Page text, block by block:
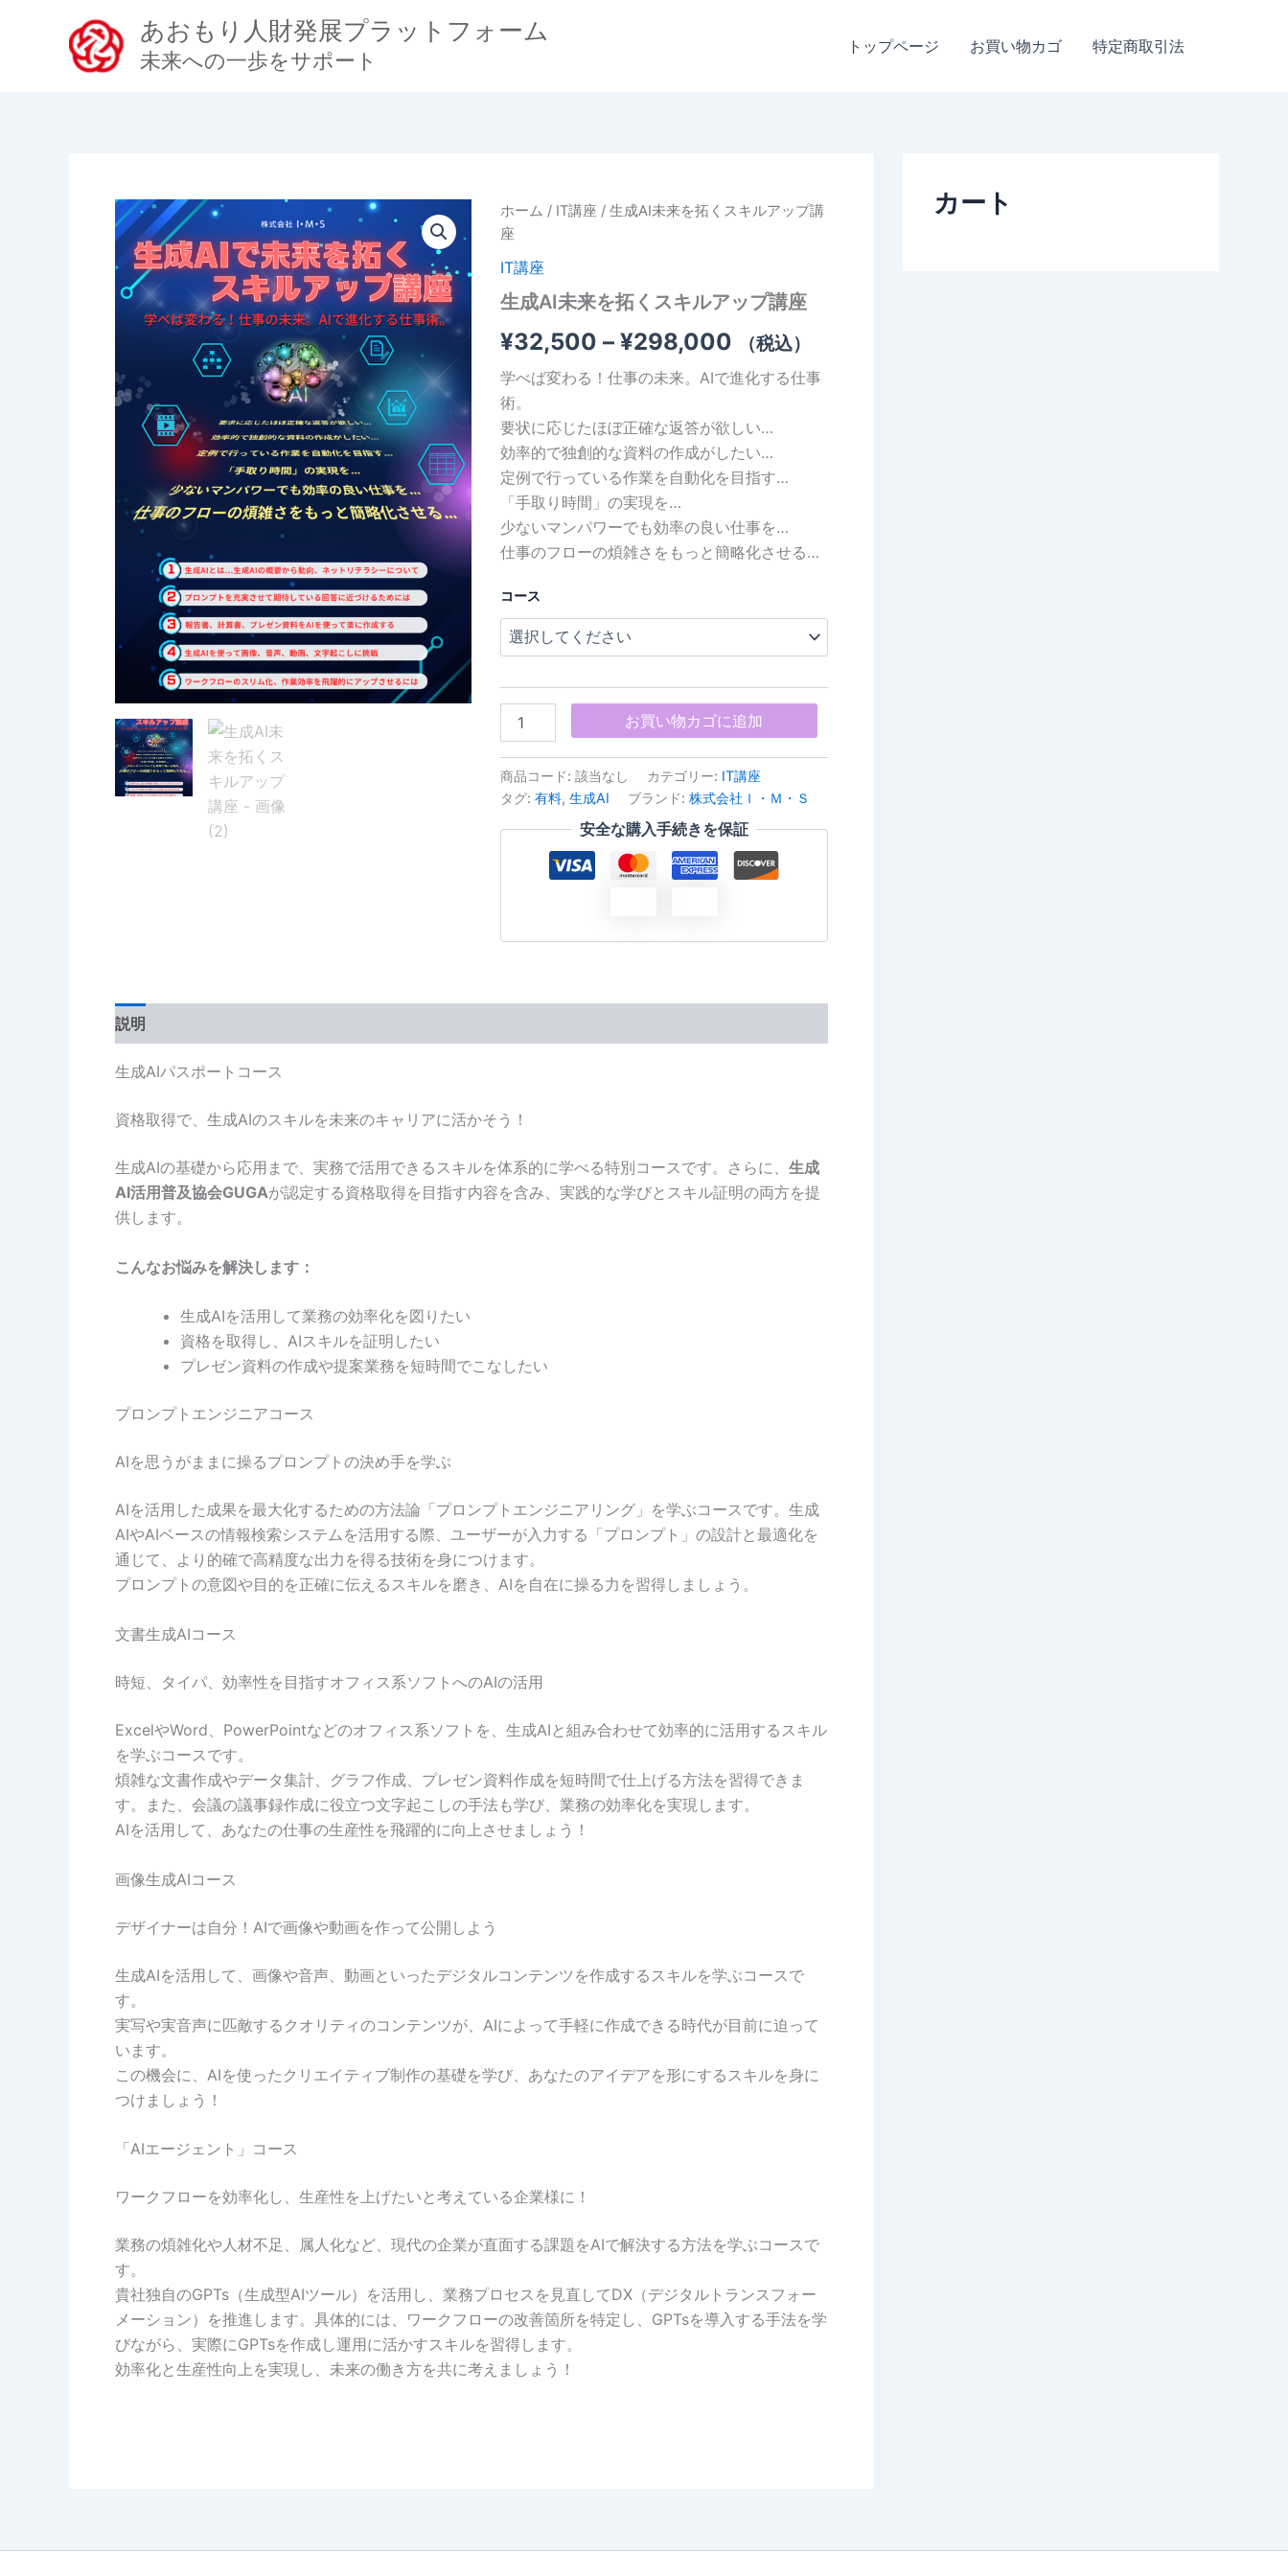
あおもり人財発展プラットフォーム
未来への一歩をサポート
トップページ お買い物カゴ 特定商取引法
ホーム / IT講座 / 生成AI未来を拓くスキルアップ講
座
IT講座
生成AI未来を拓くスキルアップ講座
¥32,500 – ¥298,000
価
帯:
¥32,500
–
（税込）
学べば変わる！仕事の未来。AIで進化する仕事
術。
要状に応じたほぼ正確な返答が欲しい…
効率的で独創的な資料の作成がしたい…
定例で行っている作業を自動化を目指す…
「手取り時間」の実現を…
少ないマンパワーでも効率の良い仕事を…
仕事のフローの煩雑さをもっと簡略化させる…
コース
生
成
未
を
く
キ
ル
ア
ッ
プ
講
座
お買い物カゴに追加
商品コード: 該当なし カテゴリー: IT講座
タグ: 有料, 生成AI ブランド: 株式会社Ｉ・Ｍ・Ｓ
安全な購入手続きを保証
説明
生成AIパスポートコース
資格取得で、生成AIのスキルを未来のキャリアに活かそう！
生成AIの基礎から応用まで、実務で活用できるスキルを体系的に学べる特別コースです。さらに、 生成
AI活用普及協会GUGAが認定する資格取得を目指す内容を含み、実践的な学びとスキル証明の両方を提
供します。
こんなお悩みを解決します：
生成AIを活用して業務の効率化を図りたい
資格を取得し、AIスキルを証明したい
プレゼン資料の作成や提案業務を短時間でこなしたい
プロンプトエンジニアコース
AIを思うがままに操るプロンプトの決め手を学ぶ
AIを活用した成果を最大化するための方法論「プロンプトエンジニアリング」を学ぶコースです。生成
AIやAIベースの情報検索システムを活用する際、ユーザーが入力する「プロンプト」の設計と最適化を
通じて、より的確で高精度な出力を得る技術を身につけます。
プロンプトの意図や目的を正確に伝えるスキルを磨き、AIを自在に操る力を習得しましょう。
文書生成AIコース
時短、タイパ、効率性を目指すオフィス系ソフトへのAIの活用
ExcelやWord、PowerPointなどのオフィス系ソフトを、生成AIと組み合わせて効率的に活用するスキル
を学ぶコースです。
煩雑な文書作成やデータ集計、グラフ作成、プレゼン資料作成を短時間で仕上げる方法を習得できま
す。また、会議の議事録作成に役立つ文字起こしの手法も学び、業務の効率化を実現します。
AIを活用して、あなたの仕事の生産性を飛躍的に向上させましょう！
画像生成AIコース
デザイナーは自分！AIで画像や動画を作って公開しよう
生成AIを活用して、画像や音声、動画といったデジタルコンテンツを作成するスキルを学ぶコースで
す。
実写や実音声に匹敵するクオリティのコンテンツが、AIによって手軽に作成できる時代が目前に迫って
います。
この機会に、AIを使ったクリエイティブ制作の基礎を学び、あなたのアイデアを形にするスキルを身に
つけましょう！
「AIエージェント」コース
ワークフローを効率化し、生産性を上げたいと考えている企業様に！
業務の煩雑化や人材不足、属人化など、現代の企業が直面する課題をAIで解決する方法を学ぶコースで
す。
貴社独自のGPTs（生成型AIツール）を活用し、業務プロセスを見直してDX（デジタルトランスフォー
メーション）を推進します。具体的には、ワークフローの改善箇所を特定し、GPTsを導入する手法を学
びながら、実際にGPTsを作成し運用に活かすスキルを習得します。
効率化と生産性向上を実現し、未来の働き方を共に考えましょう！
カート
–